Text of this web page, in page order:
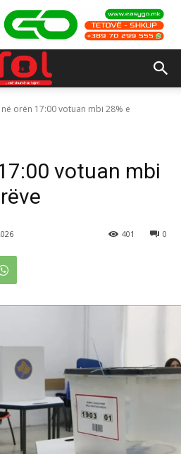
orën 17:00 votuan mbi 28% e
votuan mbi
0
401